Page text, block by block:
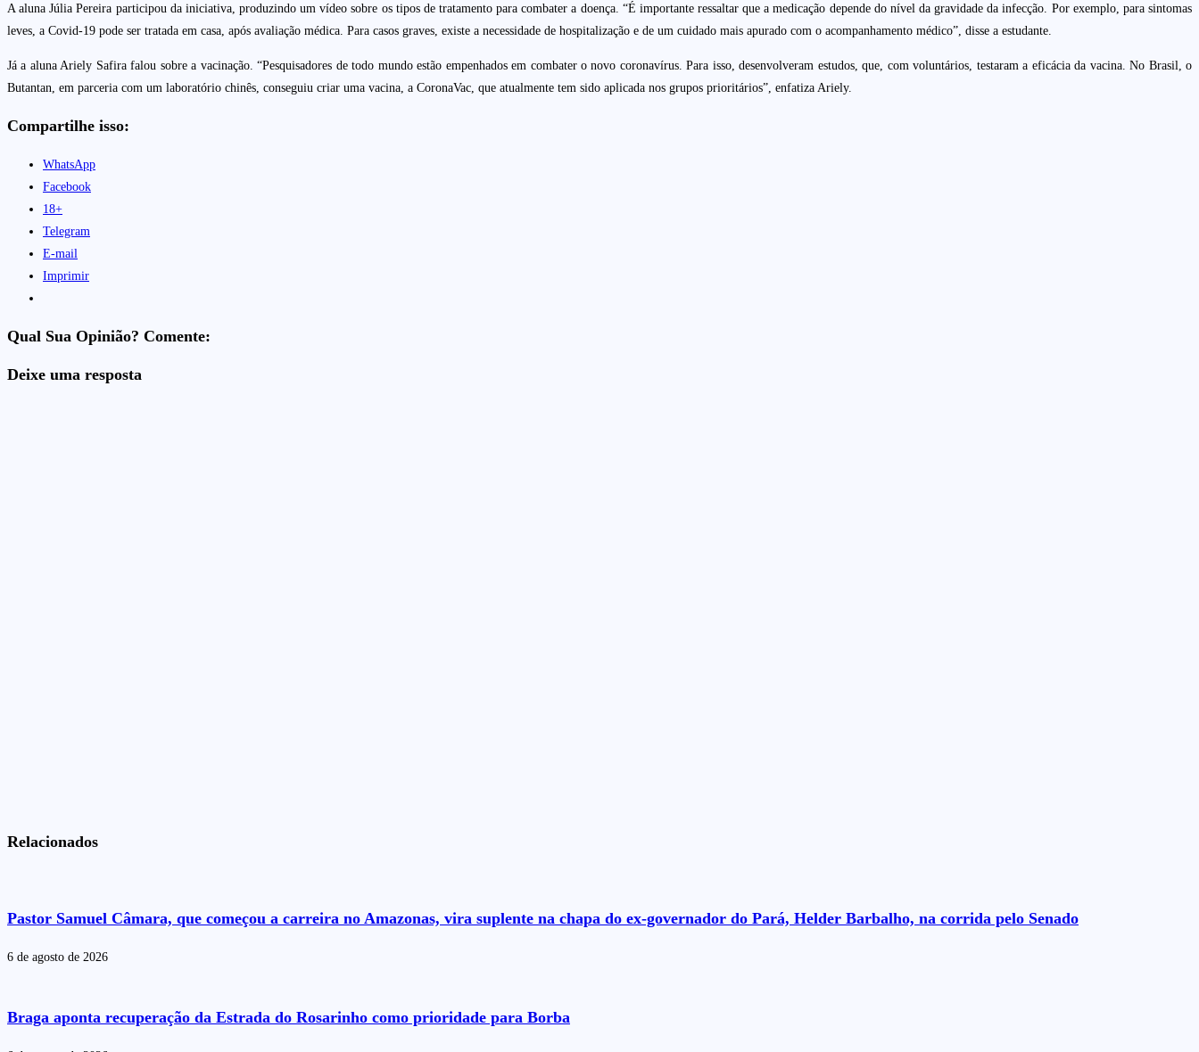
A aluna Júlia Pereira participou da iniciativa, produzindo um vídeo sobre os tipos de tratamento para combater a doença. “É importante ressaltar que a medicação depende do nível da gravidade da infecção. Por exemplo, para sintomas
leves, a Covid-19 pode ser tratada em casa, após avaliação médica. Para casos graves, existe a necessidade de hospitalização e de um cuidado mais apurado com o acompanhamento médico”, disse a estudante.
Já a aluna Ariely Safira falou sobre a vacinação. “Pesquisadores de todo mundo estão empenhados em combater o novo coronavírus. Para isso, desenvolveram estudos, que, com voluntários, testaram a eficácia da vacina. No Brasil, o
Butantan, em parceria com um laboratório chinês, conseguiu criar uma vacina, a CoronaVac, que atualmente tem sido aplicada nos grupos prioritários”, enfatiza Ariely.
Compartilhe isso:
WhatsApp
Facebook
18+
Telegram
E-mail
Imprimir
Qual Sua Opinião? Comente:
Deixe uma resposta
Relacionados
Pastor Samuel Câmara, que começou a carreira no Amazonas, vira suplente na chapa do ex-governador do Pará, Helder Barbalho, na corrida pelo Senado
6 de agosto de 2026
Braga aponta recuperação da Estrada do Rosarinho como prioridade para Borba